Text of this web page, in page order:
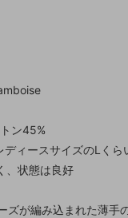
ン45%
ィースサイズのLくら
、状態は良好
ズが編み込まれた薄手